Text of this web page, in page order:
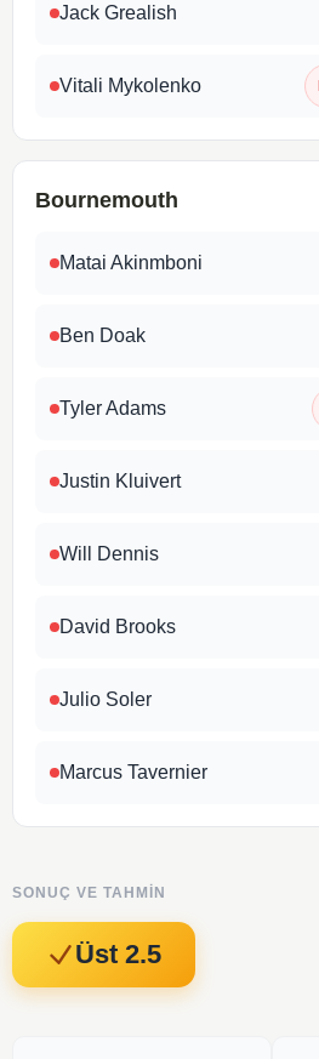
Jack Grealish
Vitali Mykolenko
Bournemouth
Matai Akinmboni
Ben Doak
Tyler Adams
Justin Kluivert
Will Dennis
David Brooks
Julio Soler
Marcus Tavernier
SONUÇ VE TAHMIN
Üst 2.5